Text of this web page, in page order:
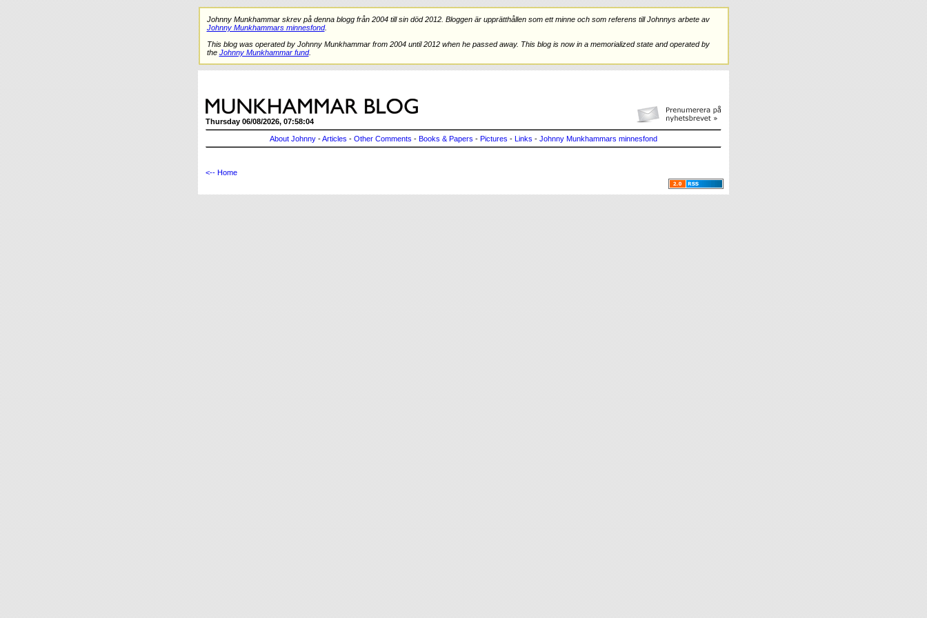
Johnny Munkhammar skrev på denna blogg från 2004 till sin död 2012. Bloggen är upprätthållen som ett minne och som referens till Johnnys arbete av
Johnny Munkhammars minnesfond.
This blog was operated by Johnny Munkhammar from 2004 until 2012 when he passed away. This blog is now in a memorialized state and operated by
the Johnny Munkhammar fund.
Thursday 06/08/2026, 07:58:04
About Johnny -Articles - Other Comments - Books & Papers - Pictures - Links - Johnny Munkhammars minnesfond
<-- Home